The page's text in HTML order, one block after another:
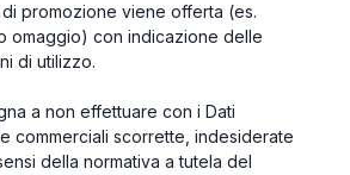
promozione viene offerta (es.
omaggio) con indicazione delle
di utilizzo.
a non effettuare con i Dati
commerciali scorrette, indesiderate
della normativa a tutela del